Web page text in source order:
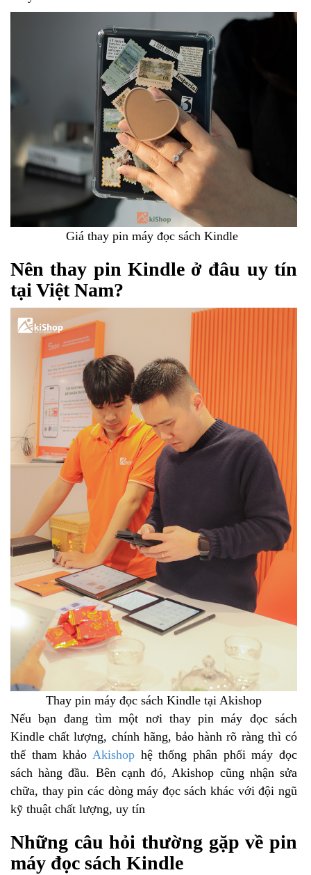
Giá thay pin máy đọc sách Kindle
Nên thay pin Kindle ở đâu uy tín
tại Việt Nam?
Thay pin máy đọc sách Kindle tại Akishop
Nếu bạn đang tìm một nơi thay pin máy đọc sách
Kindle chất lượng, chính hãng, bảo hành rõ ràng thì có
thể tham khảo Akishop hệ thống phân phối máy đọc
sách hàng đầu. Bên cạnh đó, Akishop cũng nhận sửa
chữa, thay pin các dòng máy đọc sách khác với đội ngũ
kỹ thuật chất lượng, uy tín
Những câu hỏi thường gặp về pin
máy đọc sách Kindle